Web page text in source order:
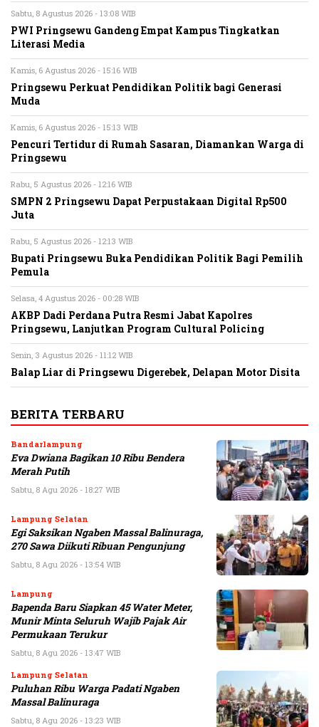
Sabtu, 8 Agustus 2026 - 13:08 WIB
PWI Pringsewu Gandeng Empat Kampus Tingkatkan
Literasi Media
Kamis, 6 Agustus 2026 - 15:16 WIB
Pringsewu Perkuat Pendidikan Politik bagi Generasi
Muda
Kamis, 6 Agustus 2026 - 15:13 WIB
Pencuri Tertidur di Rumah Sasaran, Diamankan Warga di
Pringsewu
Rabu, 5 Agustus 2026 - 12:16 WIB
SMPN 2 Pringsewu Dapat Perpustakaan Digital Rp500
Juta
Rabu, 5 Agustus 2026 - 12:13 WIB
Bupati Pringsewu Buka Pendidikan Politik Bagi Pemilih
Pemula
Selasa, 4 Agustus 2026 - 00:28 WIB
AKBP Dadi Perdana Putra Resmi Jabat Kapolres
Pringsewu, Lanjutkan Program Cultural Policing
Senin, 3 Agustus 2026 - 11:12 WIB
Balap Liar di Pringsewu Digerebek, Delapan Motor Disita
BERITA TERBARU
Bandarlampung
Eva Dwiana Bagikan 10 Ribu Bendera
Merah Putih
Sabtu, 8 Agu 2026 - 18:27 WIB
Lampung Selatan
Egi Saksikan Ngaben Massal Balinuraga,
270 Sawa Diikuti Ribuan Pengunjung
Sabtu, 8 Agu 2026 - 13:54 WIB
Lampung
Bapenda Baru Siapkan 45 Water Meter,
Munir Minta Seluruh Wajib Pajak Air
Permukaan Terukur
Sabtu, 8 Agu 2026 - 13:47 WIB
Lampung Selatan
Puluhan Ribu Warga Padati Ngaben
Massal Balinuraga
Sabtu, 8 Agu 2026 - 13:23 WIB